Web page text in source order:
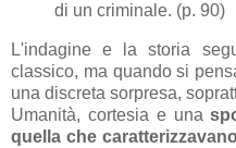
di un criminale. (p. 90)
L'indagine e la storia
classico, ma quando si
una discreta sorpresa,
Umanità, cortesia e una
quella che